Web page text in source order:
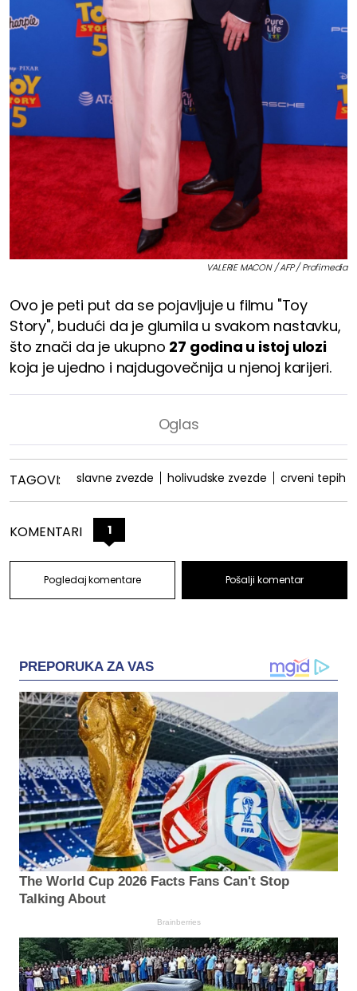
VALERIE MACON / AFP / Profimedia
Ovo je peti put da se pojavljuje u filmu "Toy
Story", budući da je glumila u svakom nastavku,
što znači da je ukupno 27 godina u istoj ulozi
koja je ujedno i najdugovečnija u njenoj karijeri.
TAGOVI: slavne zvezde holivudske zvezde crveni tepih
KOMENTARI 1
Pogledaj komentare Pošalji komentar
PREPORUKA ZA VAS
The World Cup 2026 Facts Fans Can't Stop
Talking About
Brainberries